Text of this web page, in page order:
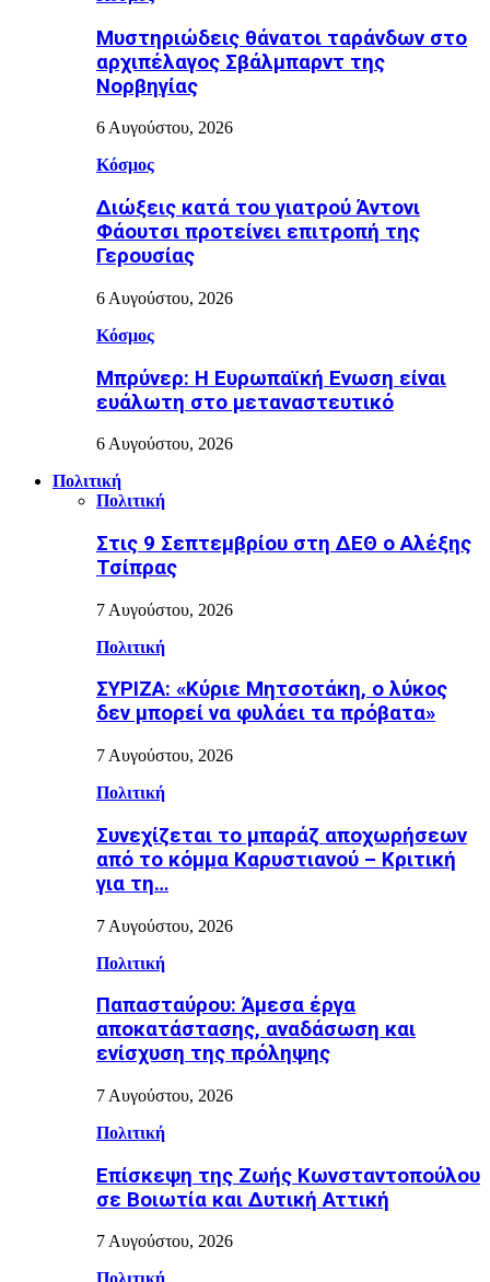
Μυστηριώδεις θάνατοι ταράνδων στο
αρχιπέλαγος Σβάλμπαρντ της
Νορβηγίας
6 Αυγούστου, 2026
Κόσμος
Διώξεις κατά του γιατρού Άντονι
Φάουτσι προτείνει επιτροπή της
Γερουσίας
6 Αυγούστου, 2026
Κόσμος
Μπρύνερ: Η Ευρωπαϊκή Ενωση είναι
ευάλωτη στο μεταναστευτικό
6 Αυγούστου, 2026
Πολιτική
Πολιτική
Στις 9 Σεπτεμβρίου στη ΔΕΘ ο Αλέξης
Τσίπρας
7 Αυγούστου, 2026
Πολιτική
ΣΥΡΙΖΑ: «Κύριε Μητσοτάκη, ο λύκος
δεν μπορεί να φυλάει τα πρόβατα»
7 Αυγούστου, 2026
Πολιτική
Συνεχίζεται το μπαράζ αποχωρήσεων
από το κόμμα Καρυστιανού – Κριτική
για τη…
7 Αυγούστου, 2026
Πολιτική
Παπασταύρου: Άμεσα έργα
αποκατάστασης, αναδάσωση και
ενίσχυση της πρόληψης
7 Αυγούστου, 2026
Πολιτική
Επίσκεψη της Ζωής Κωνσταντοπούλου
σε Βοιωτία και Δυτική Αττική
7 Αυγούστου, 2026